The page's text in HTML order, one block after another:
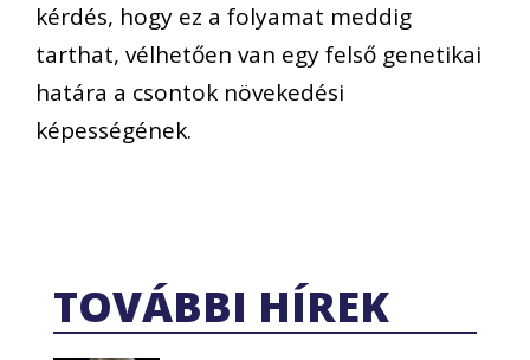
kérdés, hogy ez a folyamat meddig
tarthat, vélhetően van egy felső genetikai
határa a csontok növekedési
képességének.
TOVÁBBI HÍREK